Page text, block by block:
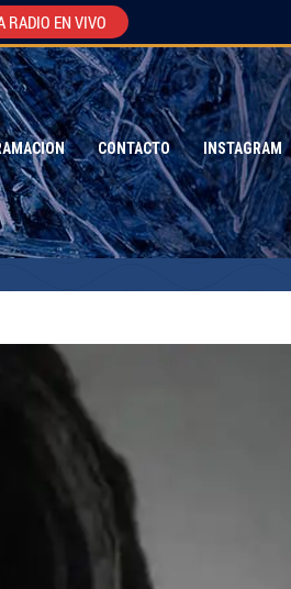
CONTACTO INSTAGRAM
RADIO EN VIVO